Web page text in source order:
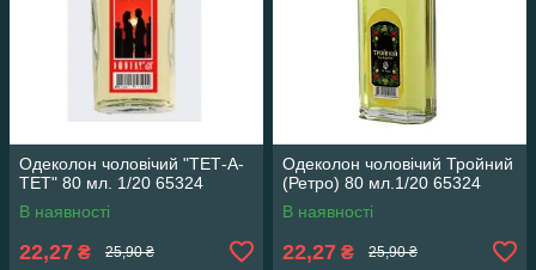
Одеколон чоловічий "ТЕТ-А-
ТЕТ" 80 мл. 1/20 65324
В наявності
22,27 ₴ 25,90 ₴
Одеколон чоловічий Тройний
(Ретро) 80 мл.1/20 65324
В наявності
22,27 ₴ 25,90 ₴